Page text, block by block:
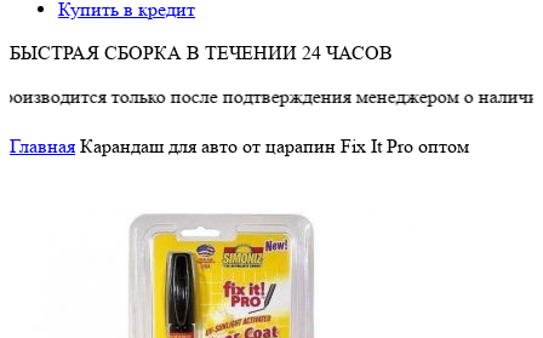
Купить в кредит
БЫСТРАЯ СБОРКА В ТЕЧЕНИИ 24 ЧАСОВ
только после подтверждения менеджером о наличии
Главная Карандаш для авто от царапин Fix It Pro оптом